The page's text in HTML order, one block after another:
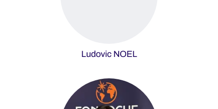
Ludovic NOEL